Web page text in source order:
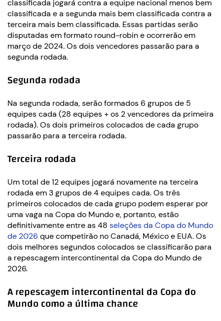
classificada jogará contra a equipe nacional menos bem
classificada e a segunda mais bem classificada contra a
terceira mais bem classificada. Essas partidas serão
disputadas em formato round-robin e ocorrerão em
março de 2024. Os dois vencedores passarão para a
segunda rodada.
Segunda rodada
Na segunda rodada, serão formados 6 grupos de 5
equipes cada (28 equipes + os 2 vencedores da primeira
rodada). Os dois primeiros colocados de cada grupo
passarão para a terceira rodada.
Terceira rodada
Um total de 12 equipes jogará novamente na terceira
rodada em 3 grupos de 4 equipes cada. Os três
primeiros colocados de cada grupo podem esperar por
uma vaga na Copa do Mundo e, portanto, estão
definitivamente entre as 48 seleções da Copa do Mundo
de 2026 que competirão no Canadá, México e EUA. Os
dois melhores segundos colocados se classificarão para
a repescagem intercontinental da Copa do Mundo de
2026.
A repescagem intercontinental da Copa do
Mundo como a última chance